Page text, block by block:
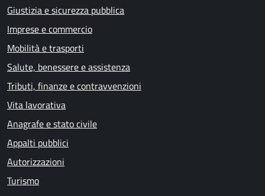
Giustizia e sicurezza pubblica
Imprese e commercio
Mobilità e trasporti
Salute, benessere e assistenza
Tributi, finanze e contravvenzioni
Vita lavorativa
Anagrafe e stato civile
Appalti pubblici
Autorizzazioni
Turismo